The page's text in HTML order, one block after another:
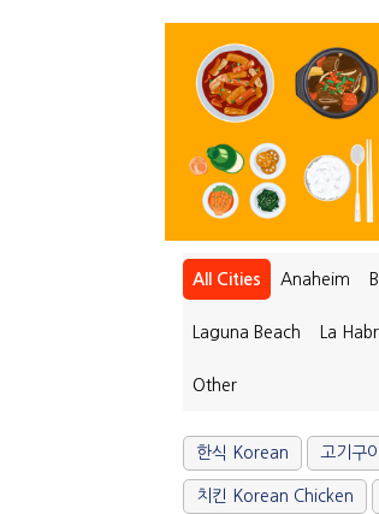
All Cities Anaheim
Laguna Beach La
Other
한식 Korean 고기구
치킨 Korean Chicken